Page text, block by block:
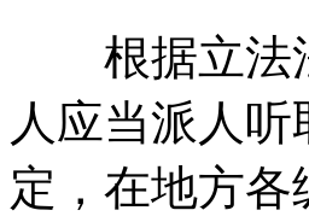
根据立法
人应当派人听
定 ， 在地方各